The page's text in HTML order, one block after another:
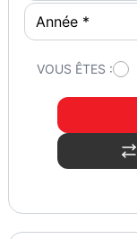
VOUS ÊTES :